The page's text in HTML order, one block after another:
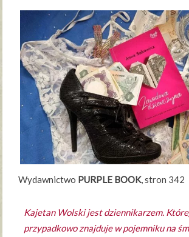
Wydawnictwo PURPLE BOOK, stron 342
Kajetan Wolski jest dziennikarzem.
przypadkowo znajduje w pojemniku na